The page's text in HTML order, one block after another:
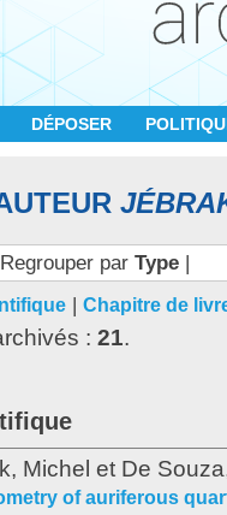
DÉPOSER
Regrouper par Type|
| Chapitre de
: 21.
Michel et De
of auriferous